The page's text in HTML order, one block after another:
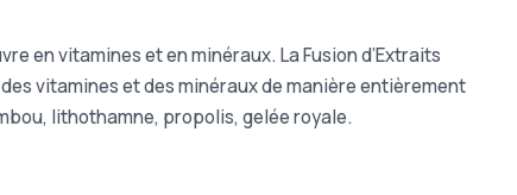
en vitamines et en minéraux. La Fusion d’Extraits
vitamines et des minéraux de manière entièrement
lithothamne, propolis, gelée royale.